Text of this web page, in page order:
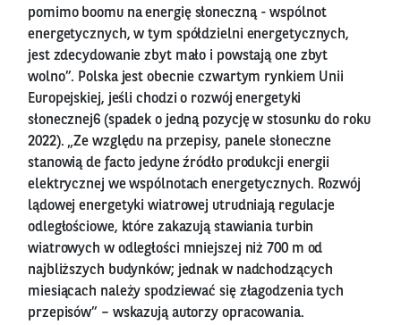
pomimo boomu na energię słoneczną - wspólnot
energetycznych, w tym spółdzielni energetycznych,
jest zdecydowanie zbyt mało i powstają one zbyt
wolno”. Polska jest obecnie czwartym rynkiem Unii
Europejskiej, jeśli chodzi o rozwój energetyki
słonecznej6 (spadek o jedną pozycję w stosunku do roku
2022). „Ze względu na przepisy, panele słoneczne
stanowią de facto jedyne źródło produkcji energii
elektrycznej we wspólnotach energetycznych. Rozwój
lądowej energetyki wiatrowej utrudniają regulacje
odległościowe, które zakazują stawiania turbin
wiatrowych w odległości mniejszej niż 700 m od
najbliższych budynków; jednak w nadchodzących
miesiącach należy spodziewać się złagodzenia tych
przepisów” – wskazują autorzy opracowania.